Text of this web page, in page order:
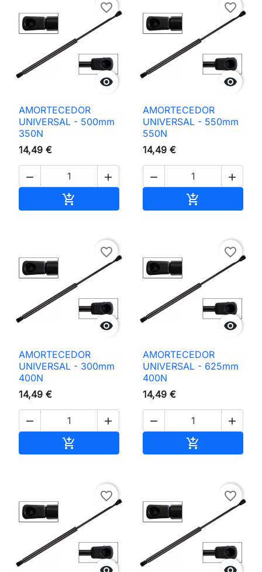

favorite_border
AMORTECEDOR
UNIVERSAL - 500mm
350N
14,49 €
 


favorite_border
AMORTECEDOR
UNIVERSAL - 550mm
550N
14,49 €
 


favorite_border
AMORTECEDOR
UNIVERSAL - 300mm
400N
14,49 €
 


favorite_border
AMORTECEDOR
UNIVERSAL - 625mm
400N
14,49 €
 

favorite_border favorite_border